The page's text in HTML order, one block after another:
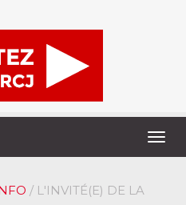
/ L'INVITÉ(E) DE LA